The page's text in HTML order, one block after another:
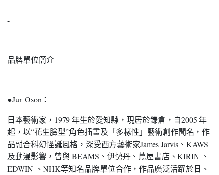
-
品牌單位簡介
●Jun Oson：
日本藝術家，1979 年生於愛知縣，現居於鎌倉，自2005 年
起，以“花生臉型”角色插畫及「多樣性」藝術創作聞名，作
品融合科幻怪誕風格，深受西方藝術家James Jarvis、KAWS
及動漫影響，曾與 BEAMS、伊勢丹、蔦屋書店、KIRIN 、
EDWIN 、NHK等知名品牌單位合作，作品廣泛活躍於日、